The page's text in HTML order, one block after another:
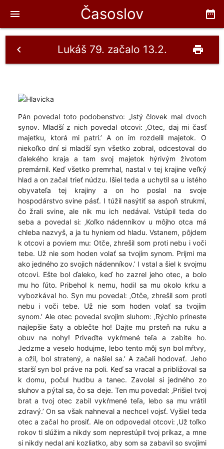
Časoslov date_range
menu
Lukáš 79. začalo 13.2.
chevron_left print
Pán povedal toto podobenstvo: „Istý človek mal dvoch
synov. Mladší z nich povedal otcovi: ‚Otec, daj mi časť
majetku, ktorá mi patrí.’ A on im rozdelil majetok. O
niekoľko dní si mladší syn všetko zobral, odcestoval do
ďalekého kraja a tam svoj majetok hýrivým životom
premárnil. Keď všetko premrhal, nastal v tej krajine veľký
hlad a on začal trieť núdzu. Išiel teda a uchytil sa u istého
obyvateľa tej krajiny a on ho poslal na svoje
hospodárstvo svine pásť. I túžil nasýtiť sa aspoň strukmi,
čo žrali svine, ale nik mu ich nedával. Vstúpil teda do
seba a povedal si: ‚Koľko nádenníkov u môjho otca má
chleba nazvyš, a ja tu hyniem od hladu. Vstanem, pôjdem
k otcovi a poviem mu: Otče, zhrešil som proti nebu i voči
tebe. Už nie som hoden volať sa tvojím synom. Prijmi ma
ako jedného zo svojich nádenníkov.’ I vstal a šiel k svojmu
otcovi. Ešte bol ďaleko, keď ho zazrel jeho otec, a bolo
mu ho ľúto. Pribehol k nemu, hodil sa mu okolo krku a
vybozkával ho. Syn mu povedal: ‚Otče, zhrešil som proti
nebu i voči tebe. Už nie som hoden volať sa tvojím
synom.’ Ale otec povedal svojim sluhom: ‚Rýchlo prineste
najlepšie šaty a oblečte ho! Dajte mu prsteň na ruku a
obuv na nohy! Priveďte vykŕmené teľa a zabite ho.
Jedzme a veselo hodujme, lebo tento môj syn bol mŕtvy,
a ožil, bol stratený, a našiel sa.’ A začali hodovať. Jeho
starší syn bol práve na poli. Keď sa vracal a približoval sa
k domu, počul hudbu a tanec. Zavolal si jedného zo
sluhov a pýtal sa, čo sa deje. Ten mu povedal: ‚Prišiel tvoj
brat a tvoj otec zabil vykŕmené teľa, lebo sa mu vrátil
zdravý.’ On sa však nahneval a nechcel vojsť. Vyšiel teda
otec a začal ho prosiť. Ale on odpovedal otcovi: ‚Už toľko
rokov ti slúžim a nikdy som neprestúpil tvoj príkaz, a mne
si nikdy nedal ani kozliatko, aby som sa zabavil so svojimi